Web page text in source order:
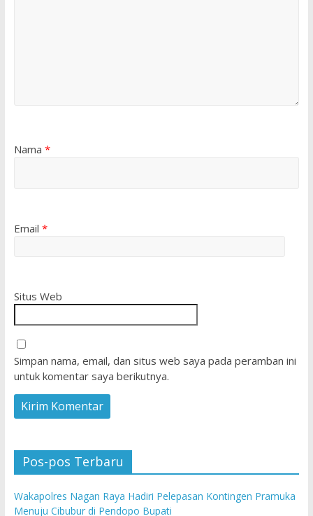
Nama *
Email *
Situs Web
Simpan nama, email, dan situs web saya pada peramban ini
untuk komentar saya berikutnya.
Pos-pos Terbaru
Wakapolres Nagan Raya Hadiri Pelepasan Kontingen Pramuka
Menuju Cibubur di Pendopo Bupati